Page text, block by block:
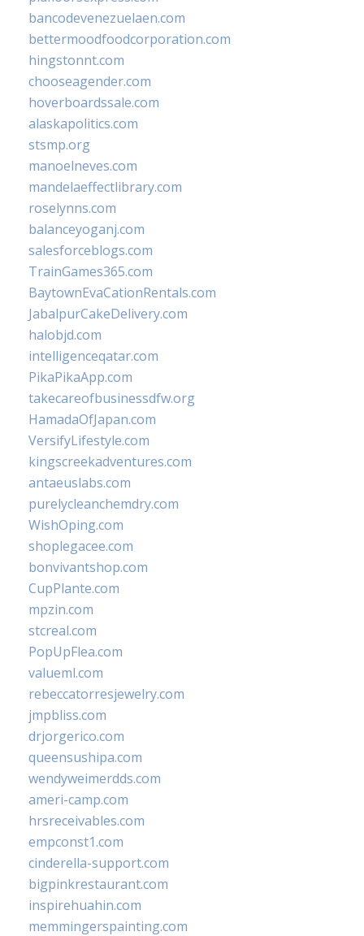
bancodevenezuelaen.com
bettermoodfoodcorporation.com
hingstonnt.com
chooseagender.com
hoverboardssale.com
alaskapolitics.com
stsmp.org
manoelneves.com
mandelaeffectlibrary.com
roselynns.com
balanceyoganj.com
salesforceblogs.com
TrainGames365.com
BaytownEvaCationRentals.com
JabalpurCakeDelivery.com
halobjd.com
intelligenceqatar.com
PikaPikaApp.com
takecareofbusinessdfw.org
HamadaOfJapan.com
VersifyLifestyle.com
kingscreekadventures.com
antaeuslabs.com
purelycleanchemdry.com
WishOping.com
shoplegacee.com
bonvivantshop.com
CupPlante.com
mpzin.com
stcreal.com
PopUpFlea.com
valueml.com
rebeccatorresjewelry.com
jmpbliss.com
drjorgerico.com
queensushipa.com
wendyweimerdds.com
ameri-camp.com
hrsreceivables.com
empconst1.com
cinderella-support.com
bigpinkrestaurant.com
inspirehuahin.com
memmingerspainting.com